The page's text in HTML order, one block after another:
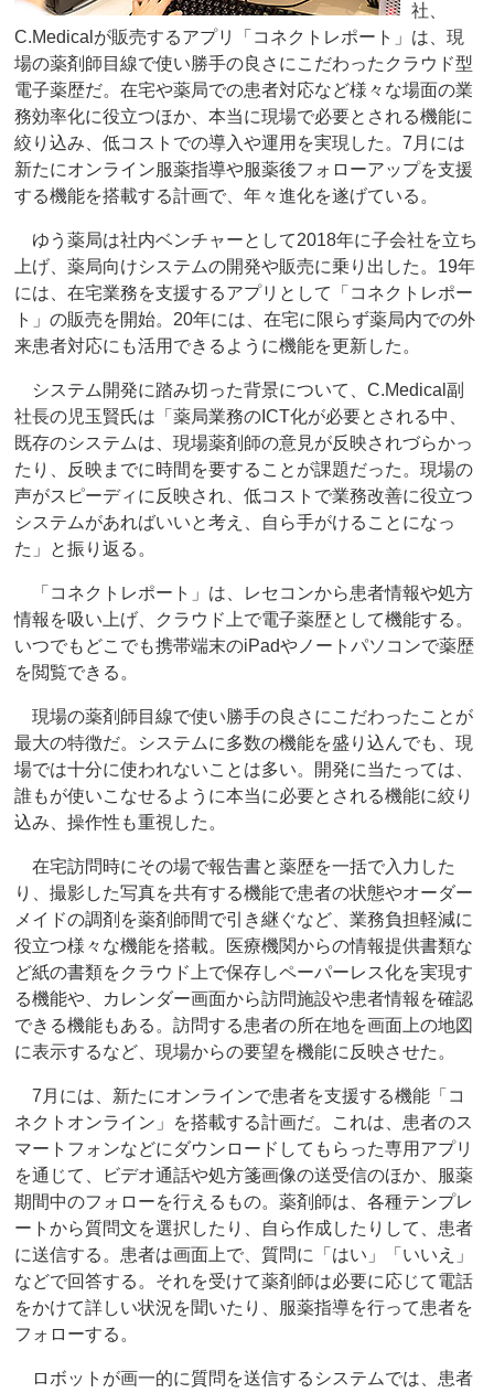
社、
C.Medicalが販売するアプリ「コネクトレポート」は、現
場の薬剤師目線で使い勝手の良さにこだわったクラウド型
電子薬歴だ。在宅や薬局での患者対応など様々な場面の業
務効率化に役立つほか、本当に現場で必要とされる機能に
絞り込み、低コストでの導入や運用を実現した。7月には
新たにオンライン服薬指導や服薬後フォローアップを支援
する機能を搭載する計画で、年々進化を遂げている。
ゆう薬局は社内ベンチャーとして2018年に子会社を立ち
上げ、薬局向けシステムの開発や販売に乗り出した。19年
には、在宅業務を支援するアプリとして「コネクトレポー
ト」の販売を開始。20年には、在宅に限らず薬局内での外
来患者対応にも活用できるように機能を更新した。
システム開発に踏み切った背景について、C.Medical副
社長の児玉賢氏は「薬局業務のICT化が必要とされる中、
既存のシステムは、現場薬剤師の意見が反映されづらかっ
たり、反映までに時間を要することが課題だった。現場の
声がスピーディに反映され、低コストで業務改善に役立つ
システムがあればいいと考え、自ら手がけることになっ
た」と振り返る。
「コネクトレポート」は、レセコンから患者情報や処方
情報を吸い上げ、クラウド上で電子薬歴として機能する。
いつでもどこでも携帯端末のiPadやノートパソコンで薬歴
を閲覧できる。
現場の薬剤師目線で使い勝手の良さにこだわったことが
最大の特徴だ。システムに多数の機能を盛り込んでも、現
場では十分に使われないことは多い。開発に当たっては、
誰もが使いこなせるように本当に必要とされる機能に絞り
込み、操作性も重視した。
在宅訪問時にその場で報告書と薬歴を一括で入力した
り、撮影した写真を共有する機能で患者の状態やオーダー
メイドの調剤を薬剤師間で引き継ぐなど、業務負担軽減に
役立つ様々な機能を搭載。医療機関からの情報提供書類な
ど紙の書類をクラウド上で保存しペーパーレス化を実現す
る機能や、カレンダー画面から訪問施設や患者情報を確認
できる機能もある。訪問する患者の所在地を画面上の地図
に表示するなど、現場からの要望を機能に反映させた。
7月には、新たにオンラインで患者を支援する機能「コ
ネクトオンライン」を搭載する計画だ。これは、患者のス
マートフォンなどにダウンロードしてもらった専用アプリ
を通じて、ビデオ通話や処方箋画像の送受信のほか、服薬
期間中のフォローを行えるもの。薬剤師は、各種テンプレ
ートから質問文を選択したり、自ら作成したりして、患者
に送信する。患者は画面上で、質問に「はい」「いいえ」
などで回答する。それを受けて薬剤師は必要に応じて電話
をかけて詳しい状況を聞いたり、服薬指導を行って患者を
フォローする。
ロボットが画一的に質問を送信するシステムでは、患者